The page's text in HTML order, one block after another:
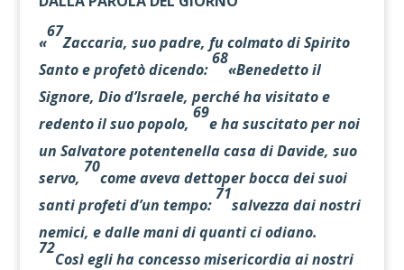
«
67
Zaccaria, suo padre, fu colmato di Spirito
Santo e profetò dicendo:
68
«Benedetto il
Signore, Dio d’Israele, perché ha visitato e
redento il suo popolo,
69
e ha suscitato per noi
un Salvatore potentenella casa di Davide, suo
servo,
70
come aveva dettoper bocca dei suoi
santi profeti d’un tempo:
71
salvezza dai nostri
nemici, e dalle mani di quanti ci odiano.
72
Così egli ha concesso misericordia ai nostri